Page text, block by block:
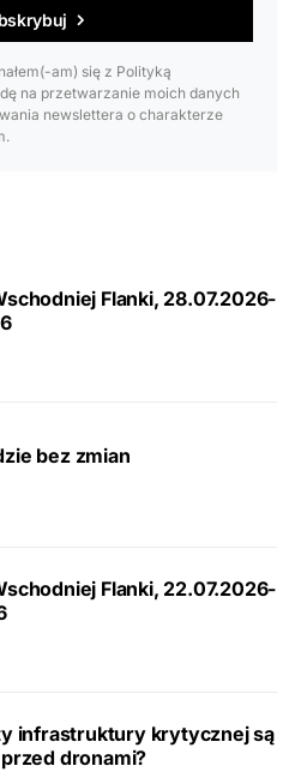
am) się z Polityką
na przetwarzanie moich danych
newslettera o charakterze
Flanki, 28.07.2026-
bez zmian
Flanki, 22.07.2026-
infrastruktury krytycznej są
dronami?